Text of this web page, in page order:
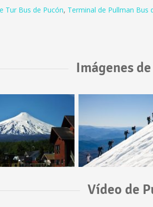
Tur Bus de Pucón, Terminal de Pullman Bus
Imágenes
Vídeo de